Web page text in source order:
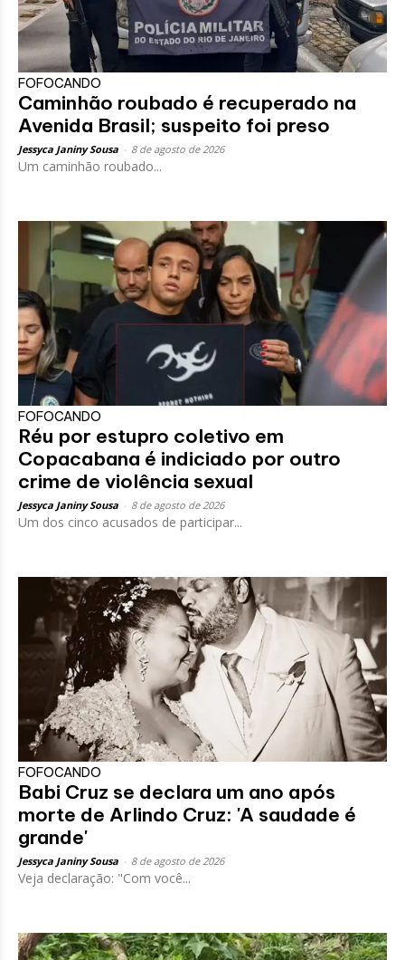
FOFOCANDO
Caminhão roubado é recuperado na
Avenida Brasil; suspeito foi preso
Jessyca Janiny Sousa 8 de agosto de 2026
Um caminhão roubado...
FOFOCANDO
Réu por estupro coletivo em
Copacabana é indiciado por outro
crime de violência sexual
Jessyca Janiny Sousa 8 de agosto de 2026
Um dos cinco acusados de participar...
FOFOCANDO
Babi Cruz se declara um ano após
morte de Arlindo Cruz: 'A saudade é
grande'
Jessyca Janiny Sousa 8 de agosto de 2026
Veja declaração: "Com você...